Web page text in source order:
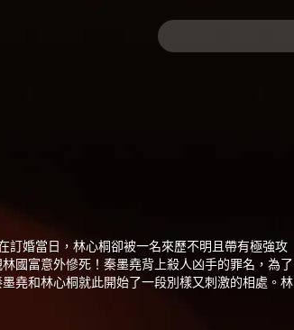
訂婚當日，林心桐卻被一名來歷不明且帶有極強攻
國富意外慘死！秦墨堯背上殺人凶手的罪名，為了
堯和林心桐就此開始了一段別樣又刺激的相處。林